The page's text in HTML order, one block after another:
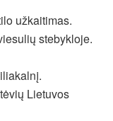
užkaitimas.
stebykloje.
Lietuvos